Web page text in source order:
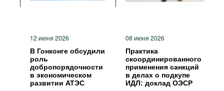
12 июня 2026
В Гонконге обсудили
роль
добропорядочности
в экономическом
развитии АТЭС
08 июня 2026
Практика
скоординированного
применения санкций
в делах о подкупе
ИДЛ: доклад ОЭСР